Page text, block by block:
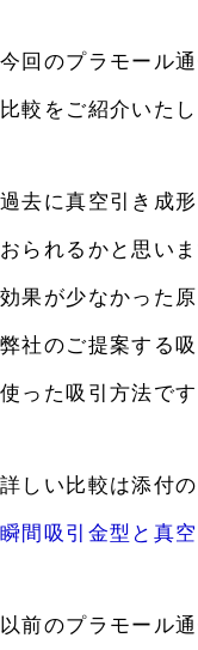
今回のプラモール
比較をご紹介いたし
過去に真空引き成
おられるかと思いま
効果が少なかった
弊社のご提案する
使った吸引方法です
詳しい比較は添付
瞬間吸引金型と真
以前のプラモール